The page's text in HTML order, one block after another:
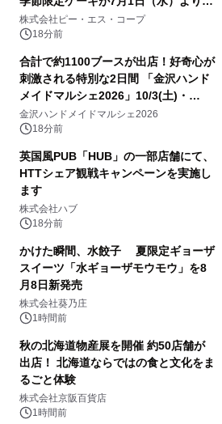
次登場！
株式会社ピー・エス・コープ
18分前
合計で約1100ブースが出店！好奇心が
刺激される特別な2日間 「金沢ハンド
メイドマルシェ2026」10/3(土)・
10/4(日)開催
金沢ハンドメイドマルシェ2026
18分前
英国風PUB「HUB」の一部店舗にて、
HTTシェア観戦キャンペーンを実施し
ます
株式会社ハブ
18分前
かけた瞬間、水餃子 夏限定ギョーザ
スイーツ「水ギョーザモウモウ」を8
月8日新発売
株式会社葵乃庄
1時間前
秋の北海道物産展を開催 約50店舗が
出店！ 北海道ならではの食と文化をま
るごと体験
株式会社京阪百貨店
1時間前